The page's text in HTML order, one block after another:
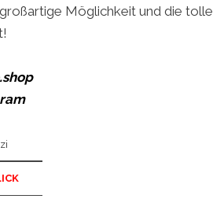
Möglichkeit und die tolle